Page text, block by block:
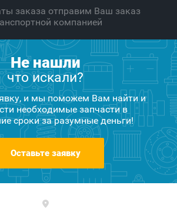
заказа отправим Ваш заказ
компанией
Не нашли
что искали?
и мы поможем Вам найти и
необходимые запчасти в
сроки за разумные деньги!
Оставьте заявку